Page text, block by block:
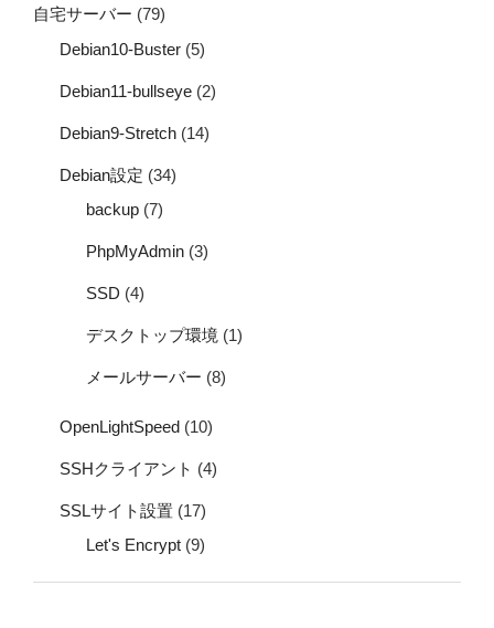
自宅サーバー (79)
Debian10-Buster (5)
Debian11-bullseye (2)
Debian9-Stretch (14)
Debian設定 (34)
backup (7)
PhpMyAdmin (3)
SSD (4)
デスクトップ環境 (1)
メールサーバー (8)
OpenLightSpeed (10)
SSHクライアント (4)
SSLサイト設置 (17)
Let's Encrypt (9)